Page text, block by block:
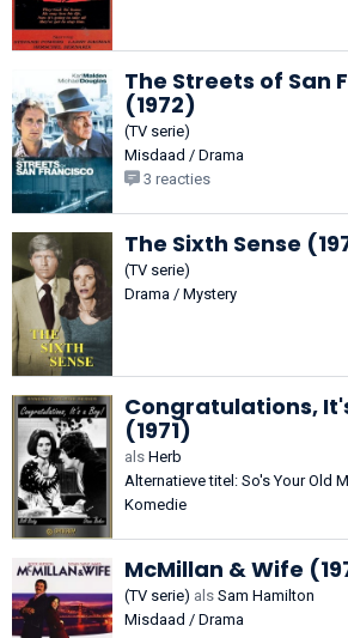
The Streets of San
(1972)
(TV serie)
Misdaad / Drama
3 reacties
The Sixth Sense
(TV serie)
Drama / Mystery
Congratulations,
(1971)
als Herb
Alternatieve titel: So's Your Old
Komedie
McMillan & Wife
(TV serie) als Sam Hamilton
Misdaad / Drama